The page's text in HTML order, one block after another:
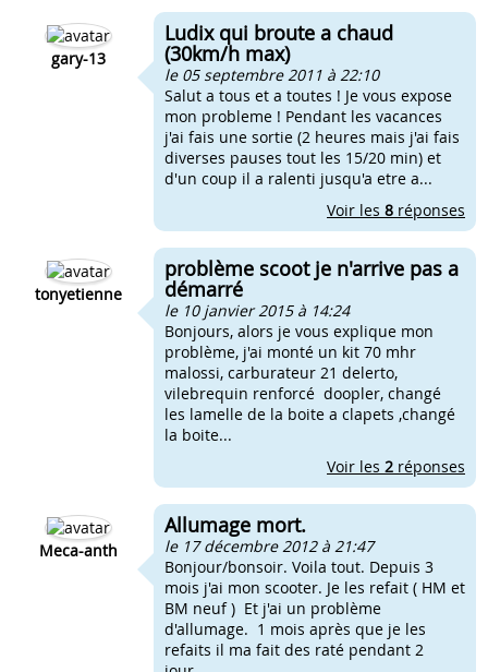
gary-13
Ludix qui broute a chaud
(30km/h max)
le 05 septembre 2011 à 22:10
Salut a tous et a toutes ! Je vous expose
mon probleme ! Pendant les vacances
j'ai fais une sortie (2 heures mais j'ai fais
diverses pauses tout les 15/20 min) et
d'un coup il a ralenti jusqu'a etre a...
Voir les 8 réponses
tonyetienne
problème scoot je n'arrive pas a
démarré
le 10 janvier 2015 à 14:24
Bonjours, alors je vous explique mon
problème, j'ai monté un kit 70 mhr
malossi, carburateur 21 delerto,
vilebrequin renforcé doopler, changé
les lamelle de la boite a clapets ,changé
la boite...
Voir les 2 réponses
Meca-anth
Allumage mort.
le 17 décembre 2012 à 21:47
Bonjour/bonsoir. Voila tout. Depuis 3
mois j'ai mon scooter. Je les refait ( HM et
BM neuf ) Et j'ai un problème
d'allumage. 1 mois après que je les
refaits il ma fait des raté pendant 2